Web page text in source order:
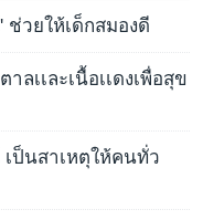
วยให้เด็กสมองดี
เเละเนื้อเเดงเพื่อสุข
ป็นสาเหตุให้คนทั่ว